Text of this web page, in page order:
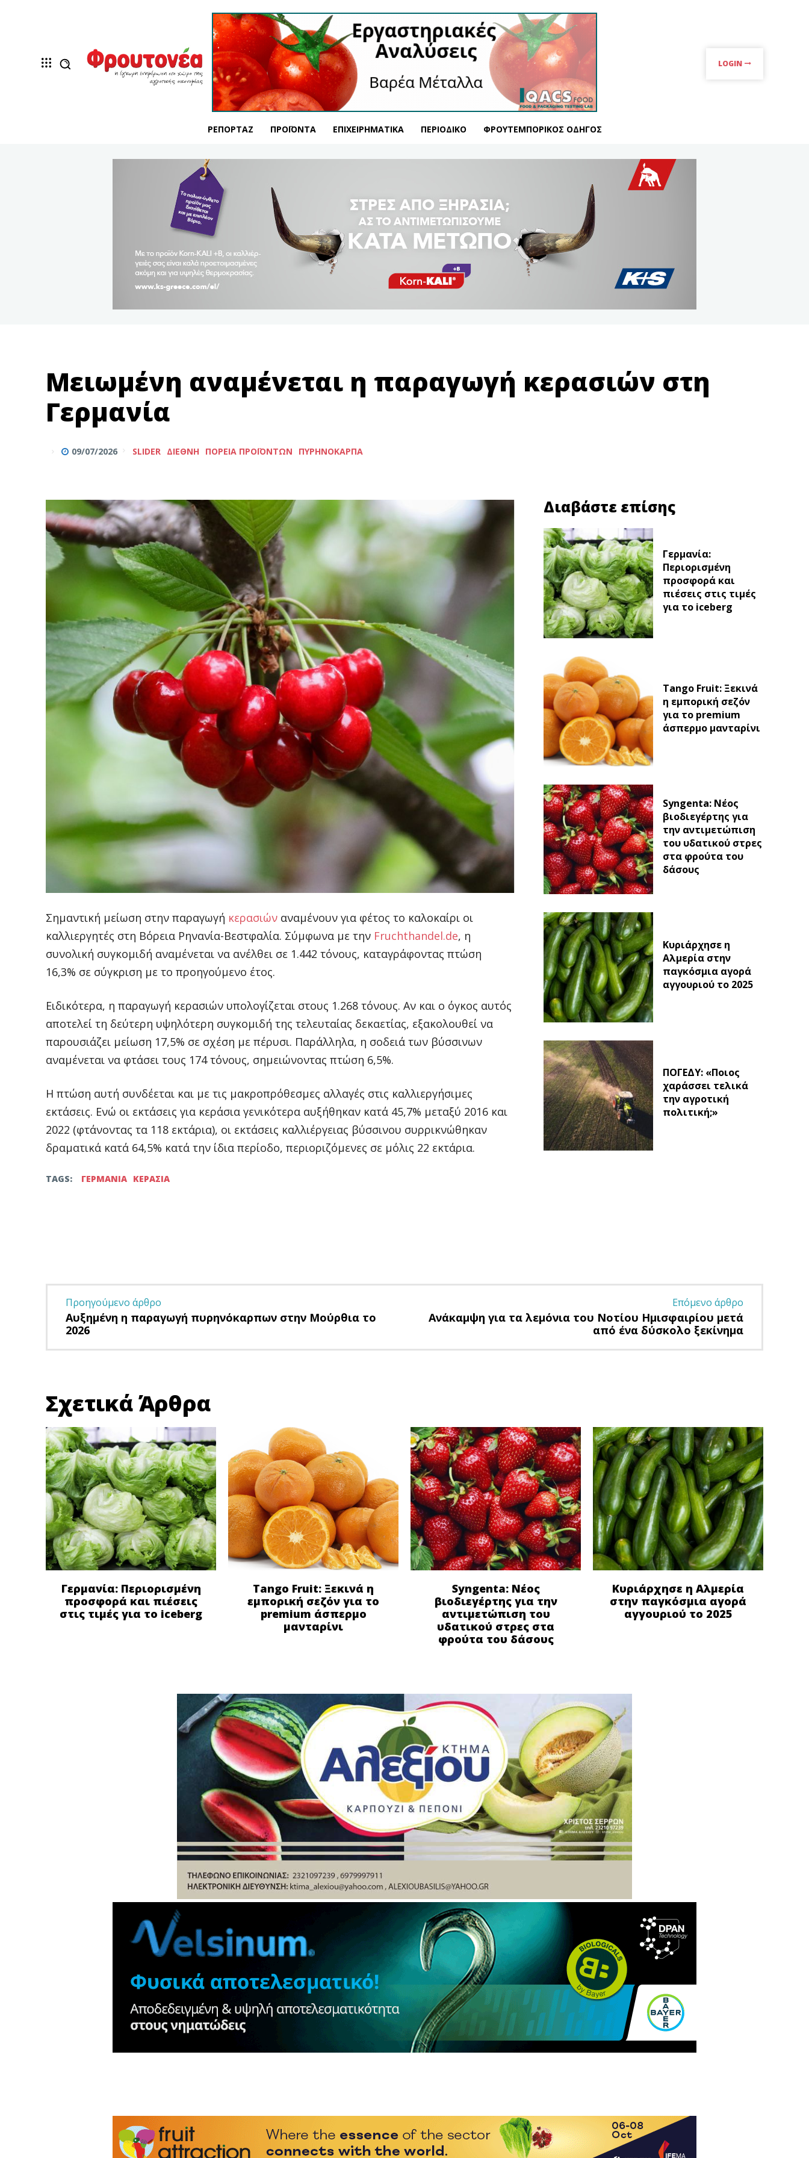
LOGIN
ΡΕΠΟΡΤΆΖ ΠΡΟΪΌΝΤΑ ΕΠΙΧΕΙΡΗΜΑΤΙΚΆ ΠΕΡΙΟΔΙΚΌ ΦΡΟΥΤΕΜΠΟΡΙΚΌΣ ΟΔΗΓΌΣ
Μειωμένη αναμένεται η παραγωγή κερασιών στη
Γερμανία
09/07/2026 SLIDER ΔΙΕΘΝΉ ΠΟΡΕΊΑ ΠΡΟΪΌΝΤΩΝ ΠΥΡΗΝΌΚΑΡΠΑ
Σημαντική μείωση στην παραγωγή κερασιών αναμένουν για φέτος το καλοκαίρι οι
καλλιεργητές στη Βόρεια Ρηνανία-Βεστφαλία. Σύμφωνα με την Fruchthandel.de, η
συνολική συγκομιδή αναμένεται να ανέλθει σε 1.442 τόνους, καταγράφοντας πτώση
16,3% σε σύγκριση με το προηγούμενο έτος.
Ειδικότερα, η παραγωγή κερασιών υπολογίζεται στους 1.268 τόνους. Αν και ο όγκος αυτός
αποτελεί τη δεύτερη υψηλότερη συγκομιδή της τελευταίας δεκαετίας, εξακολουθεί να
παρουσιάζει μείωση 17,5% σε σχέση με πέρυσι. Παράλληλα, η σοδειά των βύσσινων
αναμένεται να φτάσει τους 174 τόνους, σημειώνοντας πτώση 6,5%.
Η πτώση αυτή συνδέεται και με τις μακροπρόθεσμες αλλαγές στις καλλιεργήσιμες
εκτάσεις. Ενώ οι εκτάσεις για κεράσια γενικότερα αυξήθηκαν κατά 45,7% μεταξύ 2016 και
2022 (φτάνοντας τα 118 εκτάρια), οι εκτάσεις καλλιέργειας βύσσινου συρρικνώθηκαν
δραματικά κατά 64,5% κατά την ίδια περίοδο, περιοριζόμενες σε μόλις 22 εκτάρια.
TAGS: ΓΕΡΜΑΝΙΑ ΚΕΡΑΣΙΑ
Διαβάστε επίσης
Γερμανία:
Περιορισμένη
προσφορά και
πιέσεις στις τιμές
για το iceberg
Tango Fruit: Ξεκινά
η εμπορική σεζόν
για το premium
άσπερμο μανταρίνι
Syngenta: Νέος
βιοδιεγέρτης για
την αντιμετώπιση
του υδατικού στρες
στα φρούτα του
δάσους
Κυριάρχησε η
Αλμερία στην
παγκόσμια αγορά
αγγουριού το 2025
ΠΟΓΕΔΥ: «Ποιος
χαράσσει τελικά
την αγροτική
πολιτική;»
Προηγούμενο άρθρο
Αυξημένη η παραγωγή πυρηνόκαρπων στην Μούρθια το
2026
Επόμενο άρθρο
Ανάκαμψη για τα λεμόνια του Νοτίου Ημισφαιρίου μετά
από ένα δύσκολο ξεκίνημα
Σχετικά Άρθρα
Γερμανία: Περιορισμένη
προσφορά και πιέσεις
στις τιμές για το iceberg
Tango Fruit: Ξεκινά η
εμπορική σεζόν για το
premium άσπερμο
μανταρίνι
Syngenta: Νέος
βιοδιεγέρτης για την
αντιμετώπιση του
υδατικού στρες στα
φρούτα του δάσους
Κυριάρχησε η Αλμερία
στην παγκόσμια αγορά
αγγουριού το 2025